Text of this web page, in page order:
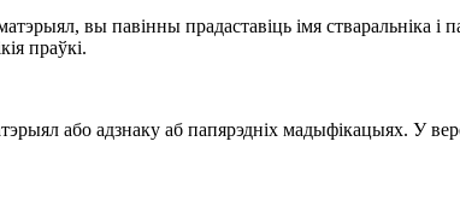
вы павінны прадаставіць імя стваральніка і
праўкі.
або адзнаку аб папярэдніх мадыфікацыях. У